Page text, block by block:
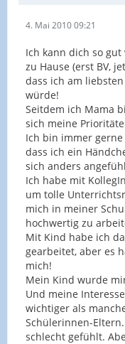
4. Mai 2010 09:21
Ich kann dich so
zu Hause (erst BV,
dass ich am
würde!
Seitdem ich Mama
sich meine
Ich bin immer gerne
dass ich ein
sich anders
Ich habe mit
um tolle
mich in meiner
hochwertig zu
Mit Kind habe ich
gearbeitet, aber es
mich!
Mein Kind wurde
Und meine
wichtiger als
Schülerinnen-
schlecht gefühlt.